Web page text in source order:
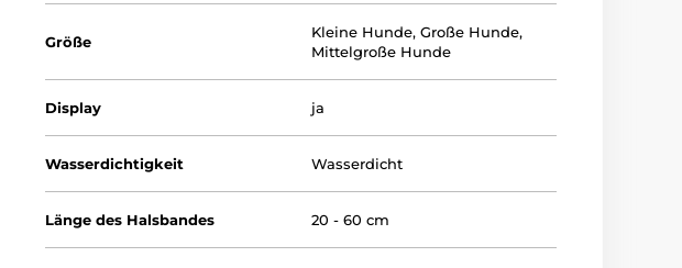
Größe
Kleine Hunde,Große Hunde,
Mittelgroße Hunde
Display ja
Wasserdichtigkeit Wasserdicht
Länge des Halsbandes 20 - 60 cm